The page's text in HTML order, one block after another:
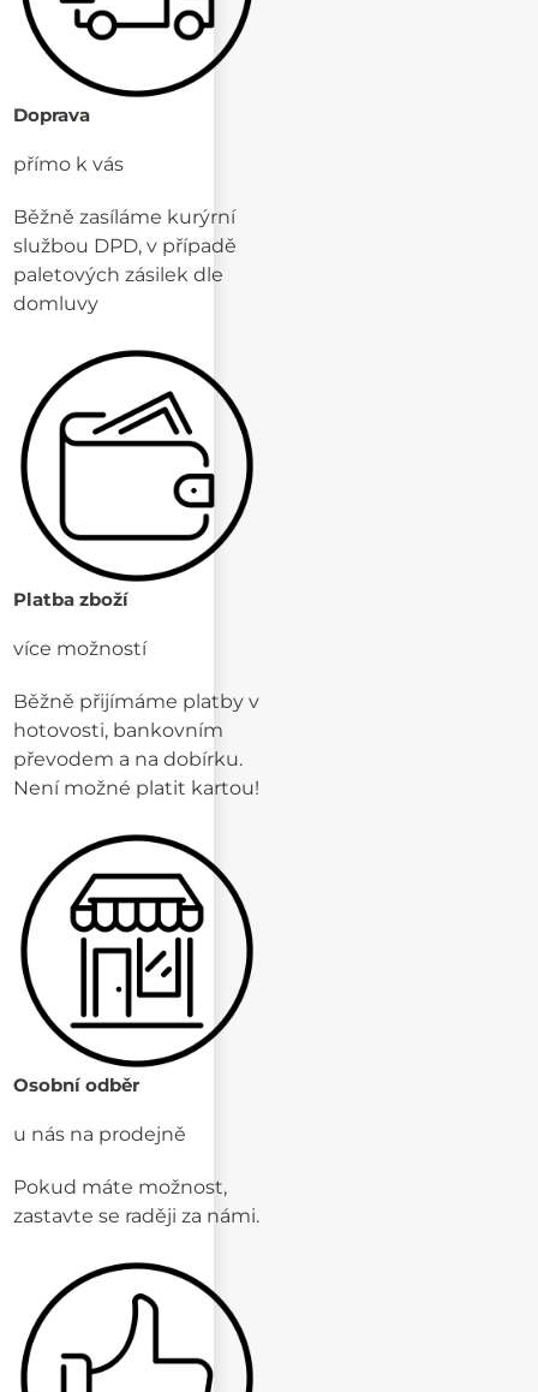
Doprava
přímo k vás
Běžně zasíláme kurýrní
službou DPD, v případě
paletových zásilek dle
domluvy
Platba zboží
více možností
Běžně přijímáme platby v
hotovosti, bankovním
převodem a na dobírku.
Není možné platit kartou!
Osobní odběr
u nás na prodejně
Pokud máte možnost,
zastavte se raději za námi.